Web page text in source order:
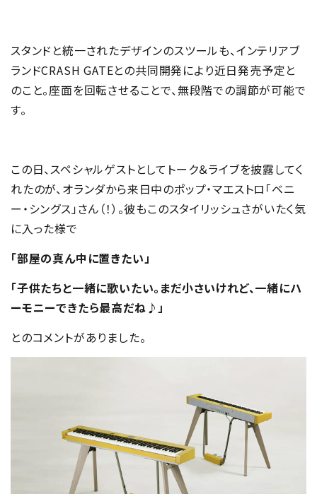
スタンドと統一されたデザインのスツールも、インテリアブ
ランドCRASH GATEとの共同開発により近日発売予定と
のこと。座面を回転させることで、無段階での調節が可能で
す。
この日、スペシャルゲストとしてトーク＆ライブを披露してく
れたのが、オランダから来日中のポップ・マエストロ「ベニ
ー・シングス」さん（！）。彼もこのスタイリッシュさがいたく気
に入った様で
「部屋の真ん中に置きたい」
「子供たちと一緒に歌いたい。まだ小さいけれど、一緒にハ
ーモニーできたら最高だね♪」
とのコメントがありました。